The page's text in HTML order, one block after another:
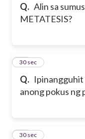
Q. Alin sa
METATESIS?
Q. Ipinangguhit
anong pokus ng
28
30 sec
29
30 sec